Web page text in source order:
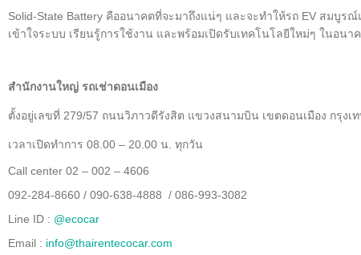
Solid-State Battery คืออนาคตที่จะมาถึงแน่ๆ และจะทำให้รถ EV สมบู
เข้าใจระบบ เรียนรู้การใช้งาน และพร้อมเปิดรับเทคโนโลยีใหม่ๆ ในอน
สำนักงานใหญ่ รถเช่าดอนเมือง
ตั้งอยู่เลขที่ 279/57 ถนนวิภาวดีรังสิต แขวงสนามบิน เขตดอนเมือง กรุงเ
เวลาเปิดทำการ 08.00 – 20.00 น. ทุกวัน
Call center 02 – 002 – 4606
092-284-8660 / 090-638-4888 / 086-993-3082
Line ID : @ecocar
Email : info@thairentecocar.com